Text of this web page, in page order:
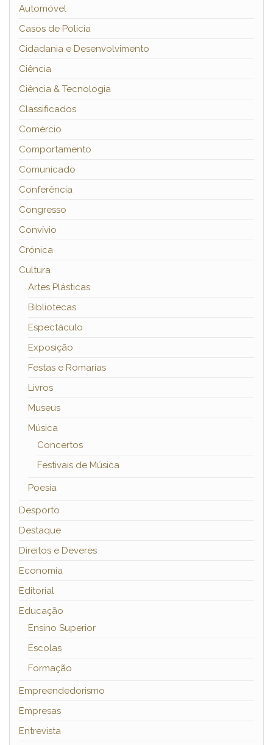
Automóvel
Casos de Polícia
Cidadania e Desenvolvimento
Ciência
Ciência & Tecnologia
Classificados
Comércio
Comportamento
Comunicado
Conferência
Congresso
Convívio
Crónica
Cultura
Artes Plásticas
Bibliotecas
Espectáculo
Exposição
Festas e Romarias
Livros
Museus
Música
Concertos
Festivais de Música
Poesia
Desporto
Destaque
Direitos e Deveres
Economia
Editorial
Educação
Ensino Superior
Escolas
Formação
Empreendedorismo
Empresas
Entrevista